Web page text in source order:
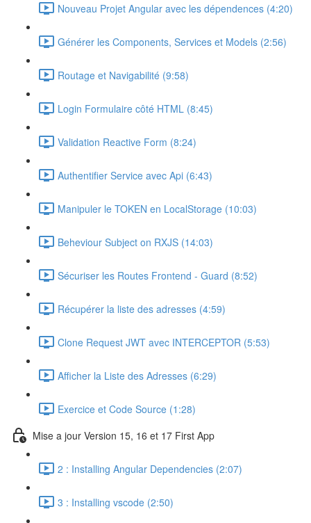
Nouveau Projet Angular avec les dépendences (4:20)
Générer les Components, Services et Models (2:56)
Routage et Navigabilité (9:58)
Login Formulaire côté HTML (8:45)
Validation Reactive Form (8:24)
Authentifier Service avec Api (6:43)
Manipuler le TOKEN en LocalStorage (10:03)
Beheviour Subject on RXJS (14:03)
Sécuriser les Routes Frontend - Guard (8:52)
Récupérer la liste des adresses (4:59)
Clone Request JWT avec INTERCEPTOR (5:53)
Afficher la Liste des Adresses (6:29)
Exercice et Code Source (1:28)
Mise a jour Version 15, 16 et 17 First App
2 : Installing Angular Dependencies (2:07)
3 : Installing vscode (2:50)